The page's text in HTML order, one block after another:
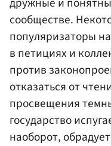
сообществе.
популяризаторы
в петициях и
против
отказаться от
просвещения
государство
наоборот,